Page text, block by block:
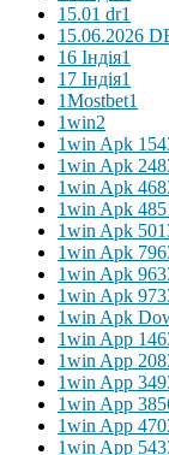
15.01 dr1
15.06.2026
16 Індія1
17 Індія1
1Mostbet1
1win2
1win Apk 154
1win Apk 248
1win Apk 468
1win Apk 485
1win Apk 501
1win Apk 796
1win Apk 963
1win Apk 973
1win Apk
1win App 146
1win App 208
1win App 349
1win App 385
1win App 470
1win App 543